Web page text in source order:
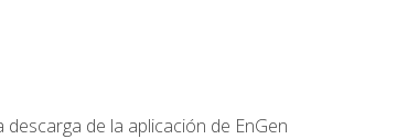
de la aplicación de EnGen